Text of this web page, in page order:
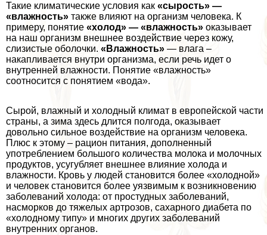
Такие климатические условия как «сырость» —
«влажность» также влияют на организм человека. К
примеру, понятие «холод» — «влажность» оказывает
на наш организм внешнее воздействие через кожу,
слизистые оболочки. «Влажность» — влага –
накапливается внутри организма, если речь идет о
внутренней влажности. Понятие «влажность»
соотносится с понятием «вода».
Сырой, влажный и холодный климат в европейской части
страны, а зима здесь длится полгода, оказывает
довольно сильное воздействие на организм человека.
Плюс к этому – рацион питания, дополненный
употрeблением большого количества молока и молочных
продуктов, усугубляет внешнее влияние холода и
влажности. Кровь у людей становится более «холодной»
и человек становится более уязвимым к возникновению
заболеваний холода: от простудных заболеваний,
насморков до тяжелых артрозов, сахарного диабета по
«холодному типу» и многих других заболеваний
внутренних органов.